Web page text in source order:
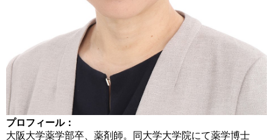
プロフィール：
大阪大学薬学部卒、薬剤師。同大学大学院にて薬学博士